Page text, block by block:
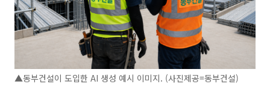
▲동부건설이 도입한 AI 생성 예시 이미지. (사진제공=동부건설)